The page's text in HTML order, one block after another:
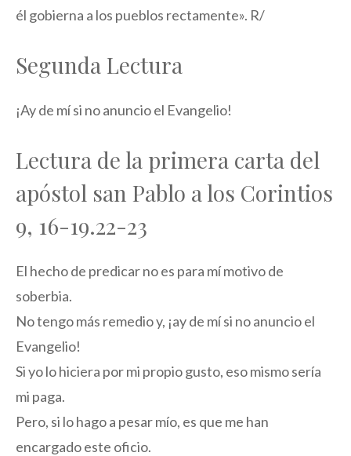
él gobierna a los pueblos rectamente». R/
Segunda Lectura
¡Ay de mí si no anuncio el Evangelio!
Lectura de la primera carta del
apóstol san Pablo a los Corintios
9, 16-19.22-23
El hecho de predicar no es para mí motivo de
soberbia.
No tengo más remedio y, ¡ay de mí si no anuncio el
Evangelio!
Si yo lo hiciera por mi propio gusto, eso mismo sería
mi paga.
Pero, si lo hago a pesar mío, es que me han
encargado este oficio.